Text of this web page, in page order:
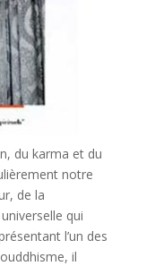
du karma et du
notre
de la
qui
l’un des
il